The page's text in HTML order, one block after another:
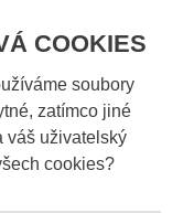
COOKIES
soubory
zatímco jiné
váš uživatelský
cookies?